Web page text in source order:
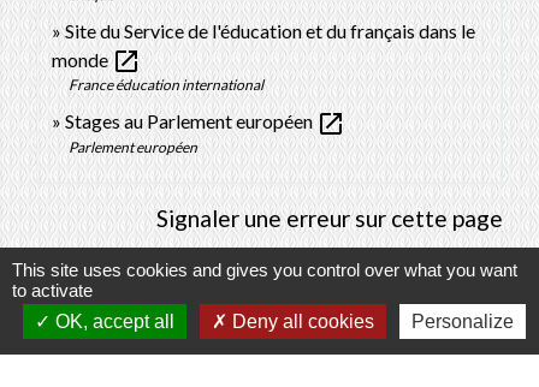
Site du Service de l'éducation et du français dans le
mondeopen_in_new
France éducation international
Stages au Parlement européenopen_in_new
Parlement européen
Signaler une erreur sur cette page
Contacts
This site uses cookies and gives you control over what you want
to activate
OK, accept all
Deny all cookies Personalize